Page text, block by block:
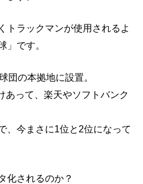
トラックマンが使用されるよ
」です。
団の本拠地に設置。
あって、楽天やソフトバンク
、今まさに1位と2位になって
化されるのか？